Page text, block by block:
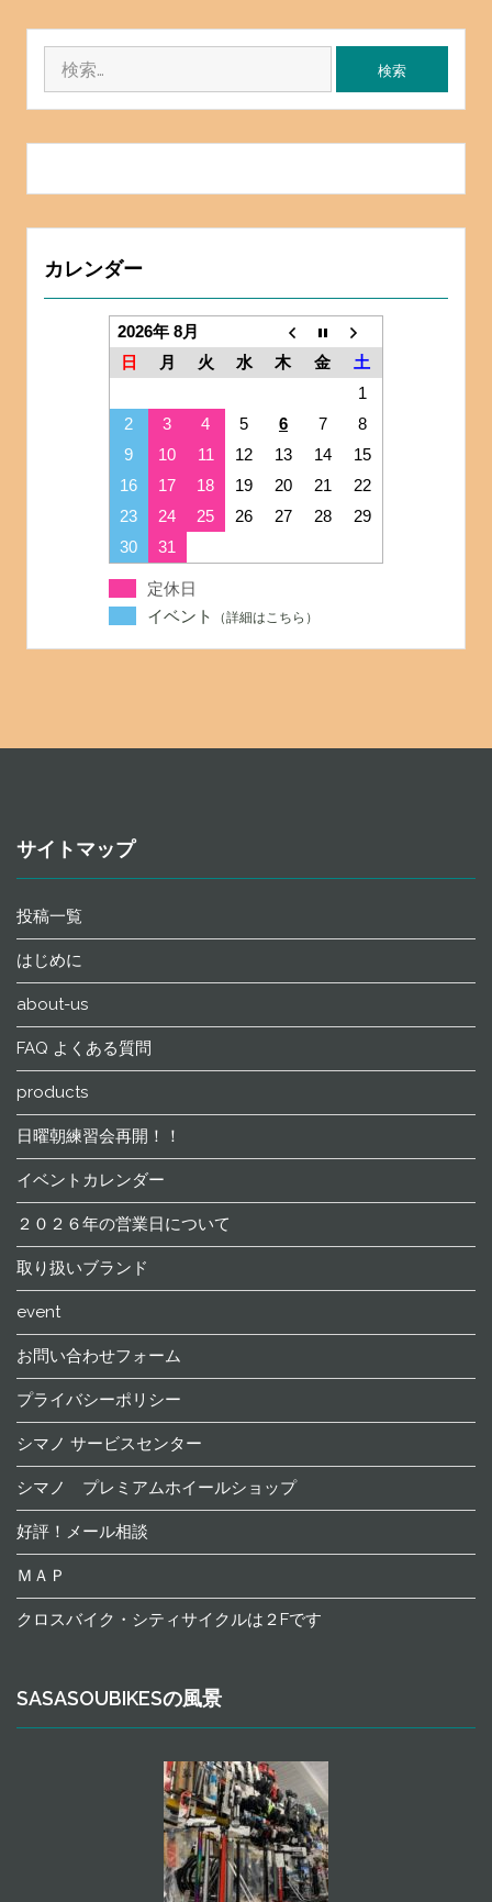
カレンダー
2026年 8月
日
月 火 水 木 金
土
1
2
3 4 5 6 7
8
9
10 11 12 13 14
15
16
17 18 19 20 21
22
23
24 25 26 27 28
29
30
31
定休日
イベント
サイトマップ
投稿一覧
はじめに
about-us
FAQ よくある質問
products
日曜朝練習会再開！！
イベントカレンダー
２０２６年の営業日について
取り扱いブランド
event
お問い合わせフォーム
プライバシーポリシー
シマノ サービスセンター
シマノ プレミアムホイールショップ
好評！メール相談
ＭＡＰ
クロスバイク・シティサイクルは２Fです
SASASOUBIKESの風景